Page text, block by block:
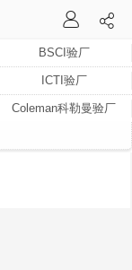
BSCI验厂
ICTI验厂
Coleman科勒曼验厂